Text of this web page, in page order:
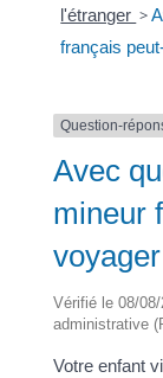
l'étranger >
français
Question-
Avec
mineur
Vérifié le 08/
administrative
Votre enfant